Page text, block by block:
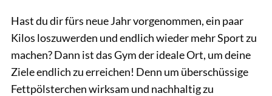
Hast du dir fürs neue Jahr vorgenommen, ein paar
Kilos loszuwerden und endlich wieder mehr Sport zu
machen? Dann ist das Gym der ideale Ort, um deine
Ziele endlich zu erreichen! Denn um überschüssige
Fettpölsterchen wirksam und nachhaltig zu